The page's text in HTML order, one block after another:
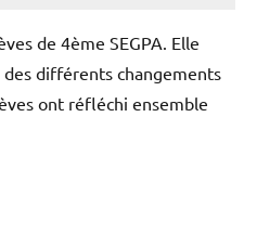
de 4ème SEGPA. Elle
différents changements
ont réfléchi ensemble